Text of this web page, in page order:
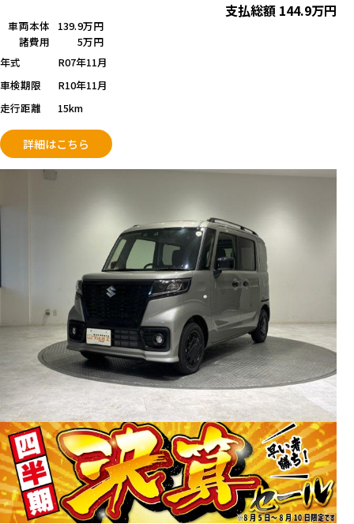
支払総額 144.9万円
車両本体
139.9万円
諸費用
5万円
年式
R07年11月
車検期限
R10年11月
走行距離
15km
詳細はこちら